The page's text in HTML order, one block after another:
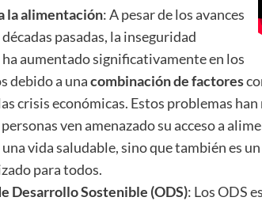
la alimentación: A pesar de los avances
pasadas, la inseguridad
aumentado significativamente en los
debido a unacombinación de factores
crisis económicas. Estos problemas
ven amenazado su acceso a
vida saludable, sino que también es
para todos.
Desarrollo Sostenible (ODS): Los ODS